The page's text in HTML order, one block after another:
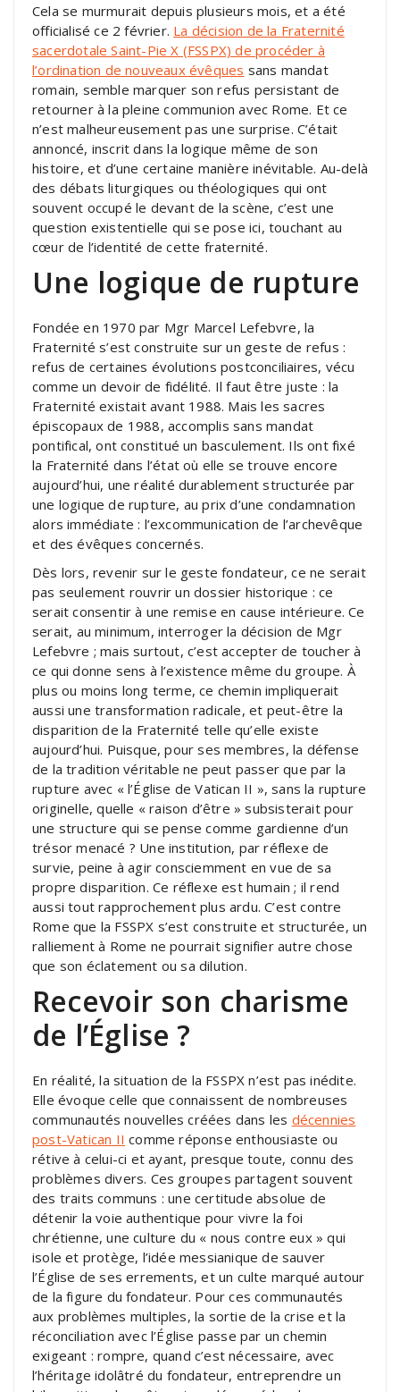
Cela se murmurait depuis plusieurs mois, et a été
officialisé ce 2 février. La décision de la Fraternité
sacerdotale Saint-Pie X (FSSPX) de procéder à
l’ordination de nouveaux évêques sans mandat
romain, semble marquer son refus persistant de
retourner à la pleine communion avec Rome. Et ce
n’est malheureusement pas une surprise. C’était
annoncé, inscrit dans la logique même de son
histoire, et d’une certaine manière inévitable. Au-delà
des débats liturgiques ou théologiques qui ont
souvent occupé le devant de la scène, c’est une
question existentielle qui se pose ici, touchant au
cœur de l’identité de cette fraternité.
Une logique de rupture
Fondée en 1970 par Mgr Marcel Lefebvre, la
Fraternité s’est construite sur un geste de refus :
refus de certaines évolutions postconciliaires, vécu
comme un devoir de fidélité. Il faut être juste : la
Fraternité existait avant 1988. Mais les sacres
épiscopaux de 1988, accomplis sans mandat
pontifical, ont constitué un basculement. Ils ont fixé
la Fraternité dans l’état où elle se trouve encore
aujourd’hui, une réalité durablement structurée par
une logique de rupture, au prix d’une condamnation
alors immédiate : l’excommunication de l’archevêque
et des évêques concernés.
Dès lors, revenir sur le geste fondateur, ce ne serait
pas seulement rouvrir un dossier historique : ce
serait consentir à une remise en cause intérieure. Ce
serait, au minimum, interroger la décision de Mgr
Lefebvre ; mais surtout, c’est accepter de toucher à
ce qui donne sens à l’existence même du groupe. À
plus ou moins long terme, ce chemin impliquerait
aussi une transformation radicale, et peut-être la
disparition de la Fraternité telle qu’elle existe
aujourd’hui. Puisque, pour ses membres, la défense
de la tradition véritable ne peut passer que par la
rupture avec « l’Église de Vatican II », sans la rupture
originelle, quelle « raison d’être » subsisterait pour
une structure qui se pense comme gardienne d’un
trésor menacé ? Une institution, par réflexe de
survie, peine à agir consciemment en vue de sa
propre disparition. Ce réflexe est humain ; il rend
aussi tout rapprochement plus ardu. C’est contre
Rome que la FSSPX s’est construite et structurée, un
ralliement à Rome ne pourrait signifier autre chose
que son éclatement ou sa dilution.
Recevoir son charisme
de l’Église ?
En réalité, la situation de la FSSPX n’est pas inédite.
Elle évoque celle que connaissent de nombreuses
communautés nouvelles créées dans les décennies
post-Vatican II comme réponse enthousiaste ou
rétive à celui-ci et ayant, presque toute, connu des
problèmes divers. Ces groupes partagent souvent
des traits communs : une certitude absolue de
détenir la voie authentique pour vivre la foi
chrétienne, une culture du « nous contre eux » qui
isole et protège, l’idée messianique de sauver
l’Église de ses errements, et un culte marqué autour
de la figure du fondateur. Pour ces communautés
aux problèmes multiples, la sortie de la crise et la
réconciliation avec l’Église passe par un chemin
exigeant : rompre, quand c’est nécessaire, avec
l’héritage idolâtré du fondateur, entreprendre un